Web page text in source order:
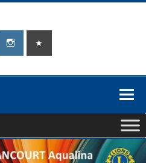
LIONS CLUB
ÉLANCOURT